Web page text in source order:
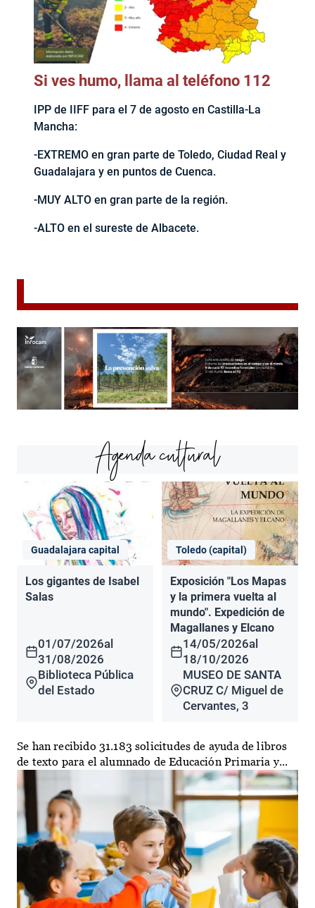
Si ves humo, llama al teléfono 112
IPP de IIFF para el 7 de agosto en Castilla-La
Mancha:
-EXTREMO en gran parte de Toledo, Ciudad Real y
Guadalajara y en puntos de Cuenca.
-MUY ALTO en gran parte de la región.
-ALTO en el sureste de Albacete.
Agenda cultural
Guadalajara capital
Los gigantes de Isabel
Salas
01/07/2026al
31/08/2026
Biblioteca Pública
del Estado
Toledo (capital)
Exposición "Los Mapas
y la primera vuelta al
mundo". Expedición de
Magallanes y Elcano
14/05/2026al
18/10/2026
MUSEO DE SANTA
CRUZ C/ Miguel de
Cervantes, 3
Se han recibido 31.183 solicitudes de ayuda de libros
de texto para el alumnado de Educación Primaria y...